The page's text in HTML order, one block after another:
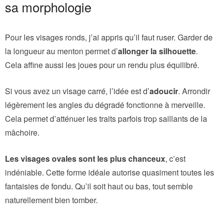
sa morphologie
Pour les visages ronds, j’ai appris qu’il faut ruser. Garder de
la longueur au menton permet d’allonger la silhouette.
Cela affine aussi les joues pour un rendu plus équilibré.
Si vous avez un visage carré, l’idée est d’adoucir. Arrondir
légèrement les angles du dégradé fonctionne à merveille.
Cela permet d’atténuer les traits parfois trop saillants de la
mâchoire.
Les visages ovales sont les plus chanceux, c’est
indéniable. Cette forme idéale autorise quasiment toutes les
fantaisies de fondu. Qu’il soit haut ou bas, tout semble
naturellement bien tomber.